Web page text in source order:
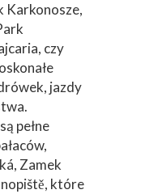
Karkonosze,
czy
jazdy
pełne
Zamek
które